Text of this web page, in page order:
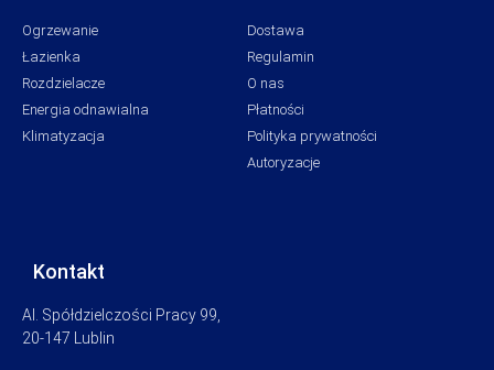
Ogrzewanie
Łazienka
Rozdzielacze
Energia odnawialna
Klimatyzacja
Dostawa
Regulamin
O nas
Płatności
Polityka prywatności
Autoryzacje
Kontakt
Al. Spółdzielczości Pracy 99,
20-147 Lublin